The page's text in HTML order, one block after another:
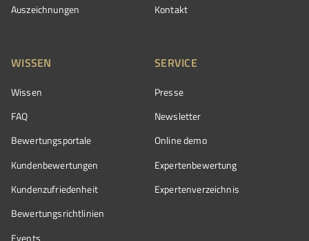
Auszeichnungen
Kontakt
WISSEN
Wissen
FAQ
Bewertungsportale
Kundenbewertungen
Kundenzufriedenheit
Bewertungs­richtlinien
Events
SERVICE
Presse
Newsletter
Online demo
Expertenbewertung
Expertenverzeichnis